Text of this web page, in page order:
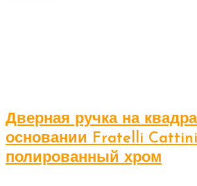
Дверная ручка на
основании Fratelli Cattini
полированный хром